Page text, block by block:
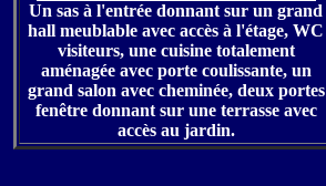
Un sas à l'entrée donnant sur un grand
hall meublable avec accès à l'étage, WC
visiteurs, une cuisine totalement
aménagée avec porte coulissante, un
grand salon avec cheminée, deux portes
fenêtre donnant sur une terrasse avec
accès au jardin.